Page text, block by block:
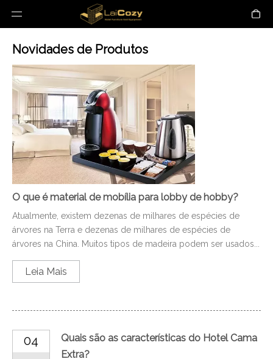
Novidades de Produtos
O que é material de mobília para lobby de hobby?
Atualmente, existem dezenas de milhares de espécies de
árvores na Terra e dezenas de milhares de espécies de
árvores na China. Muitos tipos de madeira podem ser usados...
Leia Mais
04
Quais são as características do Hotel Cama
Extra?